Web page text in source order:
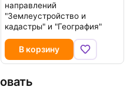
направлений
"Землеустройство и
кадастры" и "География"
В корзину